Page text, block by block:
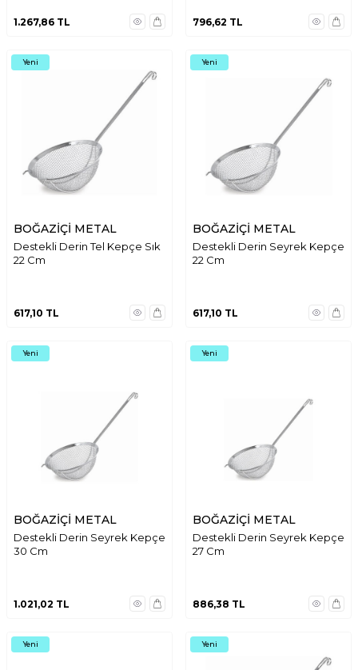
1.267,86 TL 796,62 TL
Yeni
BOĞAZİÇİ METAL
Destekli Derin Tel Kepçe Sık
22 Cm
617,10 TL
Yeni
BOĞAZİÇİ METAL
Destekli Derin Seyrek Kepçe
22 Cm
617,10 TL
Yeni
BOĞAZİÇİ METAL
Destekli Derin Seyrek Kepçe
30 Cm
1.021,02 TL
Yeni
BOĞAZİÇİ METAL
Destekli Derin Seyrek Kepçe
27 Cm
886,38 TL
Yeni Yeni